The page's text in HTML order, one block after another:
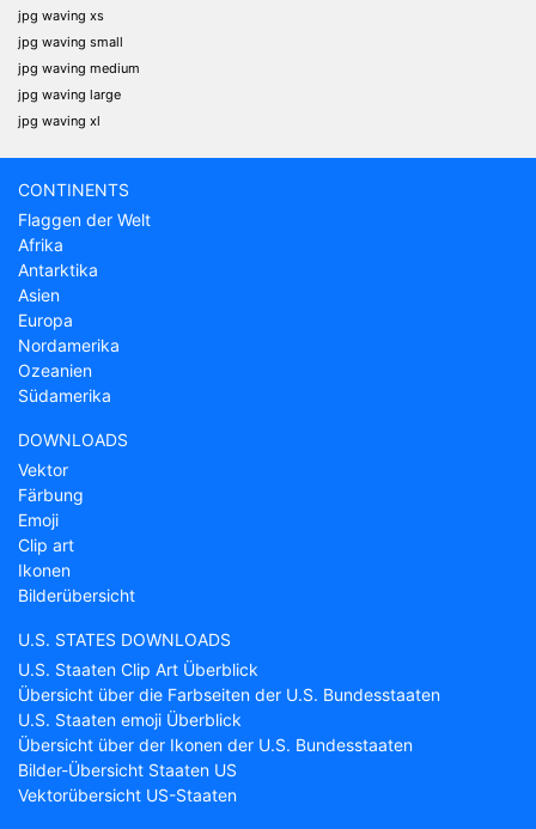
jpg waving xs
jpg waving small
jpg waving medium
jpg waving large
jpg waving xl
CONTINENTS
Flaggen der Welt
Afrika
Antarktika
Asien
Europa
Nordamerika
Ozeanien
Südamerika
DOWNLOADS
Vektor
Färbung
Emoji
Clip art
Ikonen
Bilderübersicht
U.S. STATES DOWNLOADS
U.S. Staaten Clip Art Überblick
Übersicht über die Farbseiten der U.S. Bundesstaaten
U.S. Staaten emoji Überblick
Übersicht über der Ikonen der U.S. Bundesstaaten
Bilder-Übersicht Staaten US
Vektorübersicht US-Staaten